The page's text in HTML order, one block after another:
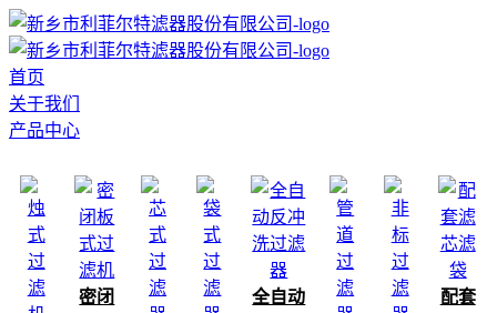
首页
关于我们
产品中心
密闭
全自动
配套